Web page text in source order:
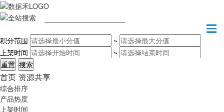
积分范围
~
上架时间
~
首页 资源共享
综合排序
产品热度
上架时间